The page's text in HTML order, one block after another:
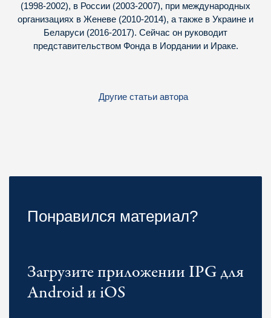
(1998-2002), в России (2003-2007), при международных
организациях в Женеве (2010-2014), а также в Украине и
Беларуси (2016-2017). Сейчас он руководит
представительством Фонда в Иордании и Ираке.
Другие статьи автора
Понравился материал?
Загрузите приложении IPG для
Android и iOS